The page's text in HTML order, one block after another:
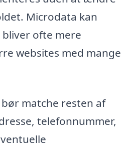
Microdata kan
ofte mere
websites med mange
matche resten af
telefonnummer,